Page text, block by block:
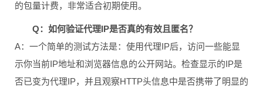
的包量计费，非常适合初期使用。
Q：如何验证代理IP是否真的有效且匿名？
A：一个简单的测试方法是：使用代理IP后，访问一些能显
示你当前IP地址和浏览器信息的公开网站。检查显示的IP是
否已变为代理IP，并且观察HTTP头信息中是否携带了明显的